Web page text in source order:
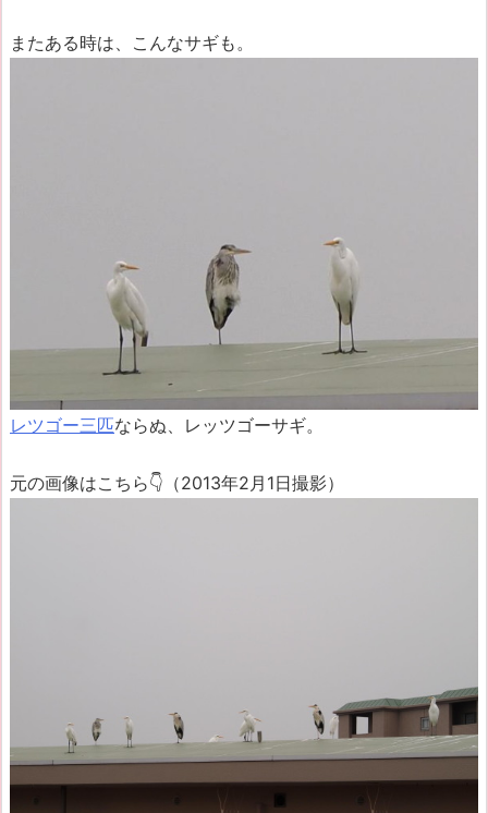
またある時は、こんなサギも。
レツゴー三匹ならぬ、レッツゴーサギ。
元の画像はこちら👇（2013年2月1日撮影）